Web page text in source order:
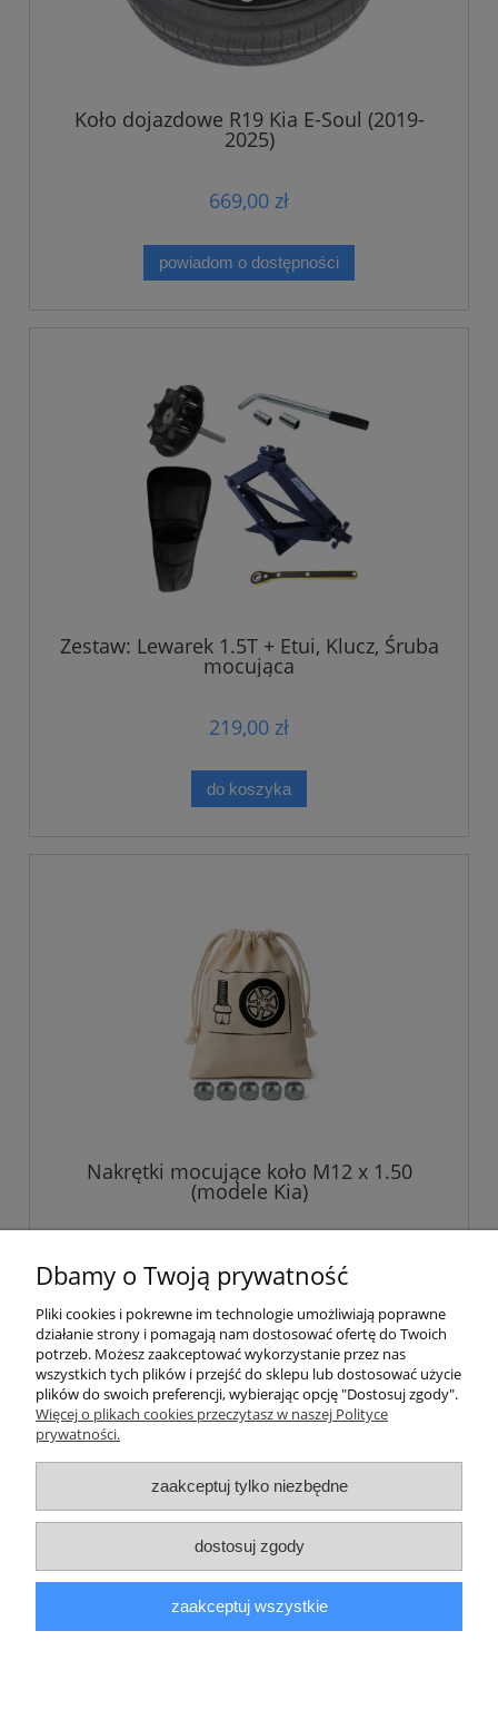
Koło dojazdowe R19 Kia E-Soul (2019-
2025)
669,00 zł
powiadom o dostępności
Zestaw: Lewarek 1.5T + Etui, Klucz, Śruba
mocująca
219,00 zł
do koszyka
Nakrętki mocujące koło M12 x 1.50
(modele Kia)
do koszyka
Pomoc
Informacje
Moje konto
Płatności i dostawa
O nas
Dbamy o Twoją prywatność
Pliki cookies i pokrewne im technologie umożliwiają poprawne
działanie strony i pomagają nam dostosować ofertę do Twoich
potrzeb. Możesz zaakceptować wykorzystanie przez nas
wszystkich tych plików i przejść do sklepu lub dostosować użycie
plików do swoich preferencji, wybierając opcję "Dostosuj zgody".
Więcej o plikach cookies przeczytasz w naszej Polityce
prywatności.
zaakceptuj tylko niezbędne
dostosuj zgody
zaakceptuj wszystkie